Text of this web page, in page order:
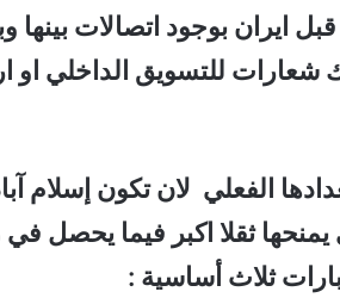
ايران بوجود اتصالات بينها
شعارات للتسويق الداخلي او
الفعلي لان تكون إسلام
يمنحها ثقلا اكبر فيما يحصل
ثلاث أساسية :